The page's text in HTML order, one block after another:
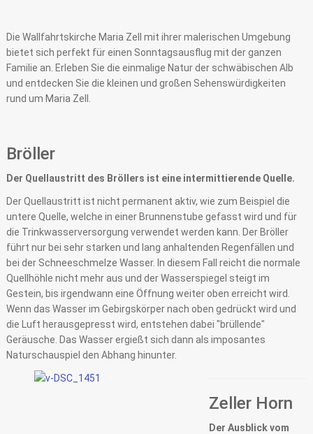
Die Wallfahrtskirche Maria Zell mit ihrer malerischen Umgebung
bietet sich perfekt für einen Sonntagsausflug mit der ganzen
Familie an. Erleben Sie die einmalige Natur der schwäbischen Alb
und entdecken Sie die kleinen und großen Sehenswürdigkeiten
rund um Maria Zell.
Bröller
Der Quellaustritt des Bröllers ist eine intermittierende Quelle.
Der Quellaustritt ist nicht permanent aktiv, wie zum Beispiel die
untere Quelle, welche in einer Brunnenstube gefasst wird und für
die Trinkwasserversorgung verwendet werden kann. Der Bröller
führt nur bei sehr starken und lang anhaltenden Regenfällen und
bei der Schneeschmelze Wasser. In diesem Fall reicht die normale
Quellhöhle nicht mehr aus und der Wasserspiegel steigt im
Gestein, bis irgendwann eine Öffnung weiter oben erreicht wird.
Wenn das Wasser im Gebirgskörper nach oben gedrückt wird und
die Luft herausgepresst wird, entstehen dabei "brüllende"
Geräusche. Das Wasser ergießt sich dann als imposantes
Naturschauspiel den Abhang hinunter.
Zeller Horn
Der Ausblick vom